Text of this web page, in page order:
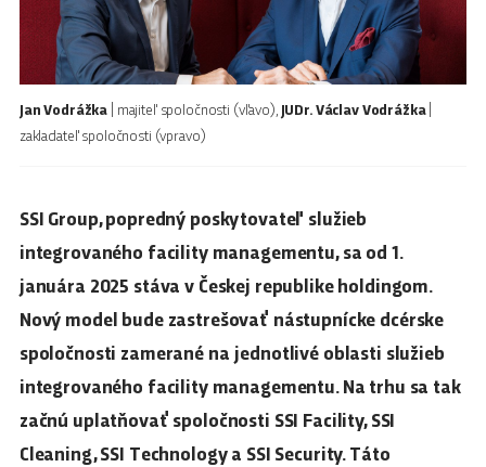
Jan Vodrážka | majiteľ spoločnosti (vľavo), JUDr. Václav Vodrážka|
zakladateľ spoločnosti (vpravo)
SSI Group, popredný poskytovateľ služieb
integrovaného facility managementu, sa od 1.
januára 2025 stáva v Českej republike holdingom.
Nový model bude zastrešovať nástupnícke dcérske
spoločnosti zamerané na jednotlivé oblasti služieb
integrovaného facility managementu. Na trhu sa tak
začnú uplatňovať spoločnosti SSI Facility, SSI
Cleaning, SSI Technology a SSI Security. Táto